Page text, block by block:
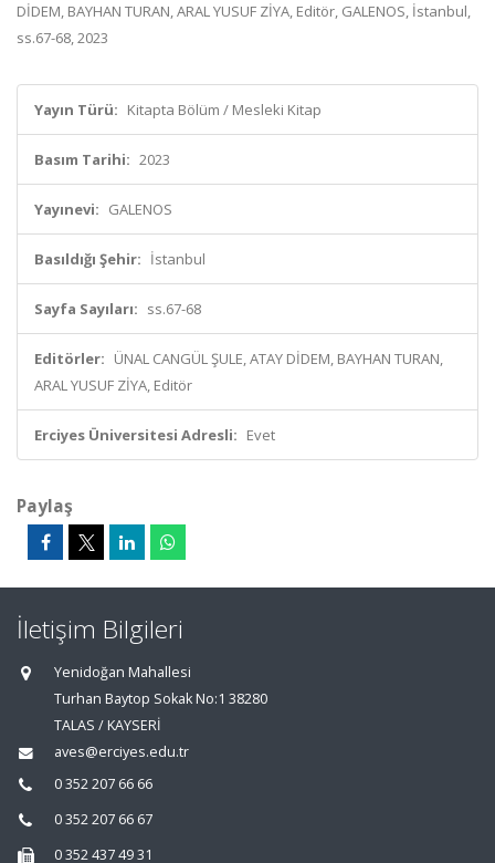
DİDEM, BAYHAN TURAN, ARAL YUSUF ZİYA, Editör, GALENOS, İstanbul,
ss.67-68, 2023
Yayın Türü: Kitapta Bölüm / Mesleki Kitap
Basım Tarihi: 2023
Yayınevi: GALENOS
Basıldığı Şehir: İstanbul
Sayfa Sayıları: ss.67-68
Editörler: ÜNAL CANGÜL ŞULE, ATAY DİDEM, BAYHAN TURAN,
ARAL YUSUF ZİYA, Editör
Erciyes Üniversitesi Adresli: Evet
Paylaş
İletişim Bilgileri
Yenidoğan Mahallesi
Turhan Baytop Sokak No:1 38280
TALAS / KAYSERİ
aves@erciyes.edu.tr
0 352 207 66 66
0 352 207 66 67
0 352 437 49 31